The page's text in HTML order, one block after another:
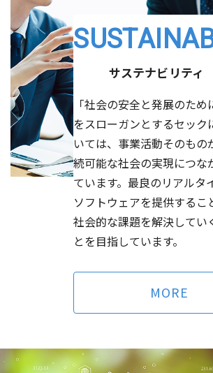
「2026年度 世田谷ITカレッジ」開講の
2026/04/14 お知らせ
Kaggle「第7回全国医療AIコンテスト」
チームが優勝
2026/04/10 お知らせ
量子コンピューティングEXPO出展のお知
お知らせ
AI・人工知能EXPO 出展のお知らせ
（592KB）
2026/06/09 お知らせ
大阪大学量子情報・量子生命研究センタ
ック、順天堂大学 計算待ち時間を短縮
ログラミングを開発
（904KB）
2026/06/01 その他
2026年定時株主総会招集ご通知
その他
2026年定時株主総会資料（電子提供措
及び定款に基づく書面交付請求による
（263KB）
サステナビリティ
「社会の安全と発展のため
をスローガンとするセック
いては、事業活動そのもの
続可能な社会の実現につな
ています。最良のリアルタ
ソフトウェアを提供するこ
社会的な課題を解決してい
とを目指しています。
MORE